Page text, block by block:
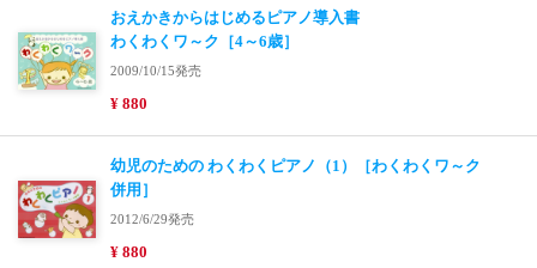
おえかきからはじめるピアノ導入書
わくわくワ～ク［4～6歳］
2009/10/15発売
¥ 880
幼児のための わくわくピアノ（1）［わくわくワ～ク
併用］
2012/6/29発売
¥ 880